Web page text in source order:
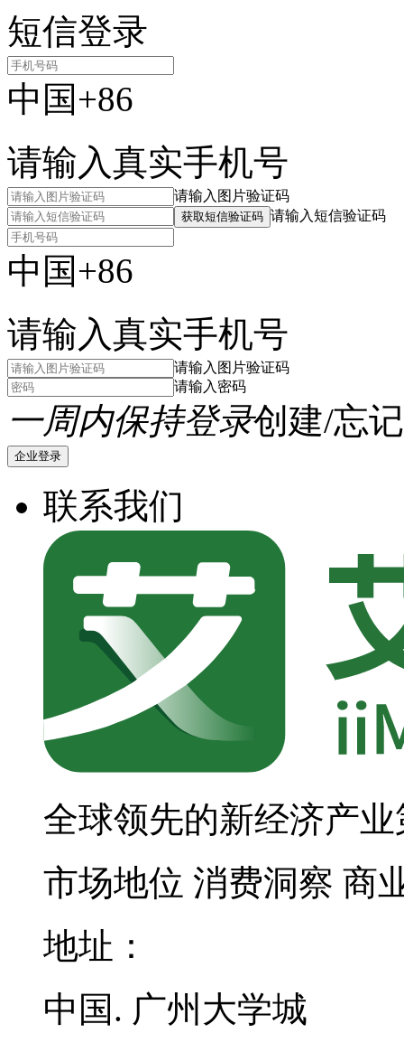
短信登录
中国+86
请输入真实手机号
请输入图片验证码
获取短信验证码 请输入短信验证码
中国+86
请输入真实手机号
请输入图片验证码
请输入密码
一周内保持登录创建/忘
企业登录
联系我们
全球领先的新经济产
市场地位 消费洞察 商
地址：
中国. 广州大学城